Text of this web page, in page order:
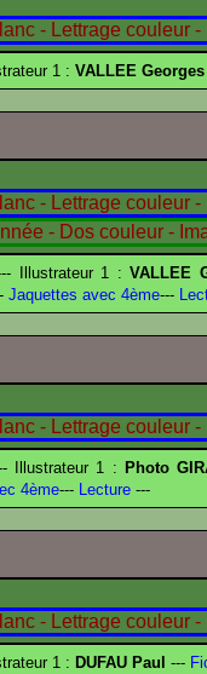
1 : VALLEE Georges
Illustrateur 1 :VALLEE
Jaquettes avec 4ème---
Illustrateur 1 :
Photo
4ème--- Lecture ---
1 : DUFAU Paul ---